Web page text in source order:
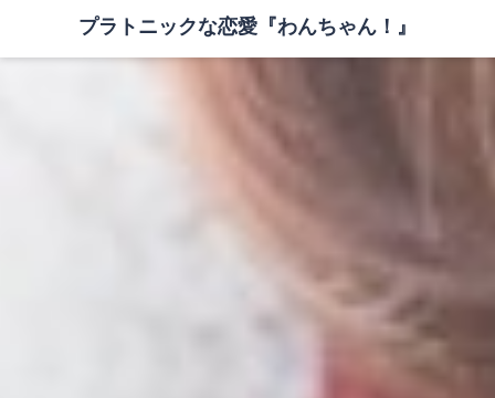
プラトニックな恋愛『わんちゃん！』